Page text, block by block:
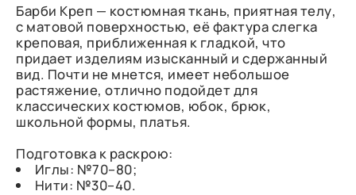
Барби Креп — костюмная ткань, приятная телу,
с матовой поверхностью, её фактура слегка
креповая, приближенная к гладкой, что
придает изделиям изысканный и сдержанный
вид. Почти не мнется, имеет небольшое
растяжение, отлично подойдет для
классических костюмов, юбок, брюк,
школьной формы, платья.
Подготовка к раскрою:
Иглы: №70–80;
Нити: №30–40.